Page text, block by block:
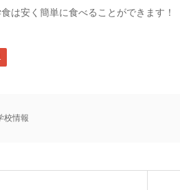
は安く簡単に食べることができます！
校情報